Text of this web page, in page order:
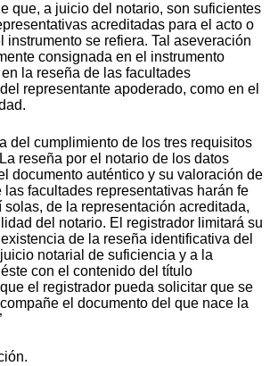
que, a juicio del notario, son suficientes
acreditadas para el acto o
instrumento se refiera. Tal aseveración
consignada en el instrumento
la reseña de las facultades
representante apoderado, como en el
del cumplimiento de los tres requisitos
reseña por el notario de los datos
documento auténtico y su valoración de
las facultades representativas harán fe
solas, de la representación acreditada,
del notario. El registrador limitará su
de la reseña identificativa del
notarial de suficiencia y a la
con el contenido del título
el registrador pueda solicitar que se
el documento del que nace la